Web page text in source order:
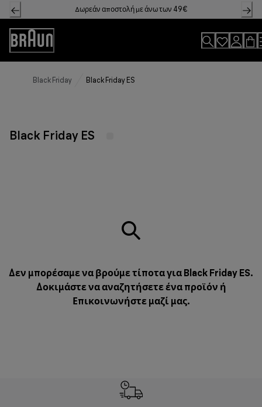
Skip
to
Content
Δωρεάν αποστολή με άνω των 49€
Accessibility
Statement
Black Friday Black Friday ES
Black Friday ES
Δεν μπορέσαμε να βρούμε τίποτα για Black Friday ES.
Δοκιμάστε να αναζητήσετε ένα προϊόν ή
Επικοινωνήστε μαζί μας.